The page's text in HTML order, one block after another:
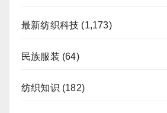
最新纺织科技 (1,173)
民族服装 (64)
纺织知识 (182)